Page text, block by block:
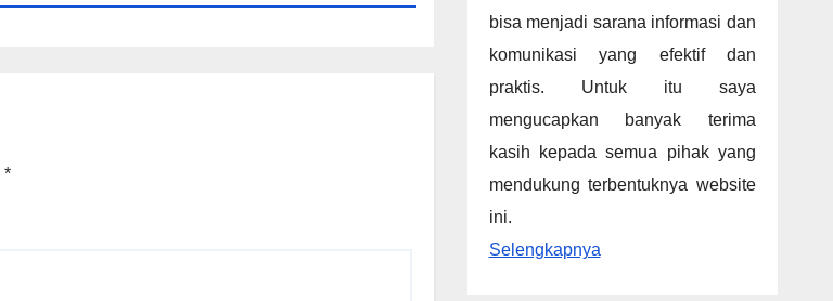
*
bisa menjadi sarana informasi dan
komunikasi yang efektif dan
praktis. Untuk itu saya
mengucapkan banyak terima
kasih kepada semua pihak yang
mendukung terbentuknya website
ini.
Selengkapnya